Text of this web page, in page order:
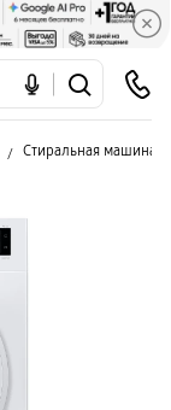
Стиральная машина